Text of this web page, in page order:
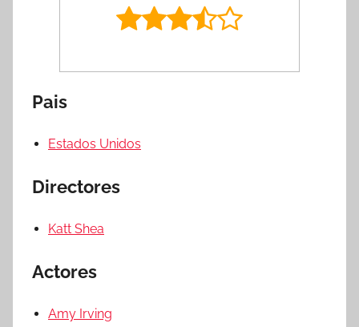
Pais
Estados Unidos
Directores
Katt Shea
Actores
Amy Irving